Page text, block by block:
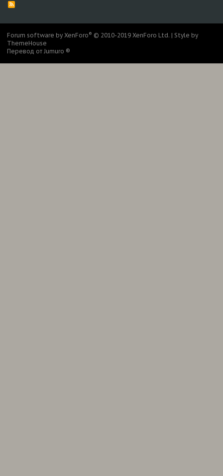
R
S
Forum software by XenForo® © 2010-2019 XenForo Ltd. | Style by
ThemeHouse
Перевод от Jumuro ®